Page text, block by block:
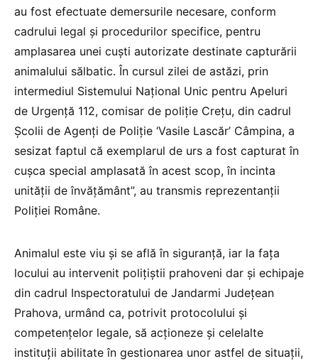
au fost efectuate demersurile necesare, conform
cadrului legal şi procedurilor specifice, pentru
amplasarea unei cuşti autorizate destinate capturării
animalului sălbatic. În cursul zilei de astăzi, prin
intermediul Sistemului Naţional Unic pentru Apeluri
de Urgenţă 112, comisar de poliţie Creţu, din cadrul
Şcolii de Agenţi de Poliţie ‘Vasile Lascăr’ Câmpina, a
sesizat faptul că exemplarul de urs a fost capturat în
cuşca special amplasată în acest scop, în incinta
unităţii de învăţământ”, au transmis reprezentanţii
Poliţiei Române.
Animalul este viu şi se află în siguranţă, iar la faţa
locului au intervenit poliţiştii prahoveni dar şi echipaje
din cadrul Inspectoratului de Jandarmi Judeţean
Prahova, urmând ca, potrivit protocolului şi
competenţelor legale, să acţioneze şi celelalte
instituţii abilitate în gestionarea unor astfel de situaţii,